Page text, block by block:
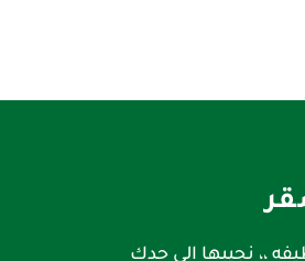
،، نجيبها الى حدك